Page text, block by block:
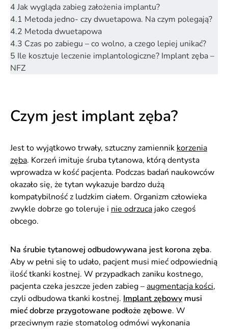
4 Jak wygląda zabieg założenia implantu?
4.1 Metoda jedno- czy dwuetapowa. Na czym polegają?
4.2 Metoda dwuetapowa
4.3 Czas po zabiegu – co wolno, a czego lepiej unikać?
5 Ile kosztuje leczenie implantologiczne? Implant zęba –
NFZ
Czym jest implant zęba?
Jest to wyjątkowo trwały, sztuczny zamiennik korzenia
zęba. Korzeń imituje śruba tytanowa, którą dentysta
wprowadza w kość pacjenta. Podczas badań naukowców
okazało się, że tytan wykazuje bardzo dużą
kompatybilność z ludzkim ciałem. Organizm człowieka
zwykle dobrze go toleruje i nie odrzuca jako czegoś
obcego.
Na śrubie tytanowej odbudowywana jest korona zęba.
Aby w pełni się to udało, pacjent musi mieć odpowiednią
ilość tkanki kostnej. W przypadkach zaniku kostnego,
pacjenta czeka jeszcze jeden zabieg –augmentacja kości,
czyli odbudowa tkanki kostnej. Implant zębowy musi
mieć dobrze przygotowane podłoże zębowe. W
przeciwnym razie stomatolog odmówi wykonania